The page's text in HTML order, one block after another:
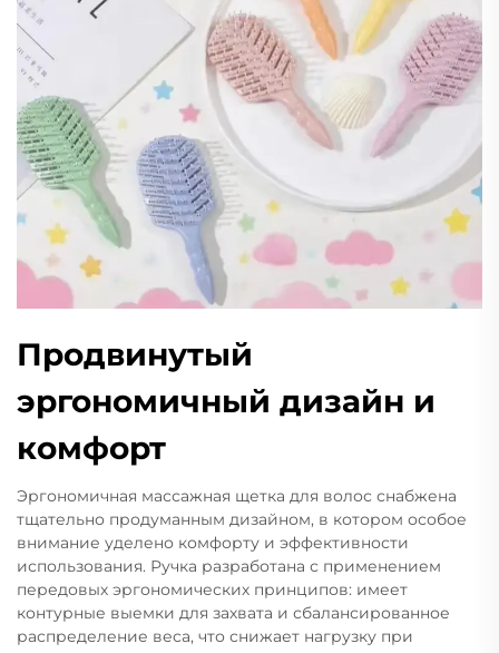
Продвинутый
эргономичный дизайн и
комфорт
Эргономичная массажная щетка для волос снабжена
тщательно продуманным дизайном, в котором особое
внимание уделено комфорту и эффективности
использования. Ручка разработана с применением
передовых эргономических принципов: имеет
контурные выемки для захвата и сбалансированное
распределение веса, что снижает нагрузку при